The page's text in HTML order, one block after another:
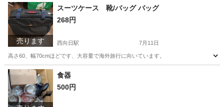
京都 向日市 西向日駅 ヴェルファイア
売ります
スーツケース 靴/バッグ バッグ
268円
西向日駅 7月11日
高さ60、幅70cmほどです、大容量で海外旅行に向いています。
京都 向日市 西向日駅
食器
500円